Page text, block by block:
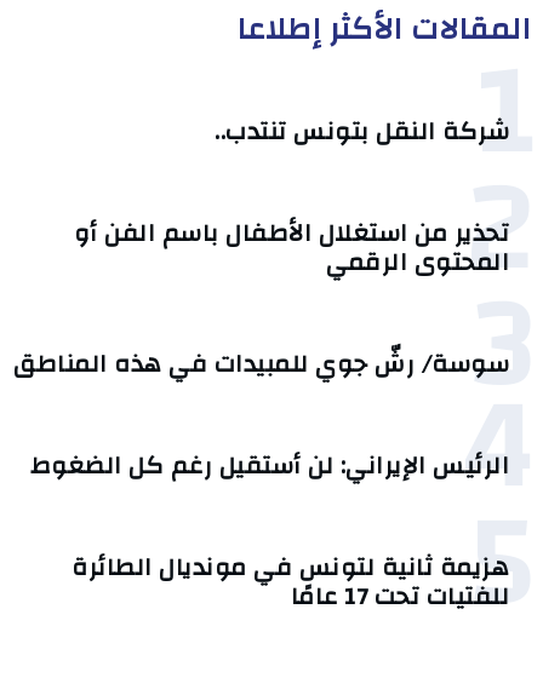
المقالات الأكثر إطلاعا
1
شركة النقل بتونس تنتدب..
2
تحذير من استغلال الأطفال باسم الفن أو
المحتوى الرقمي
3
سوسة/ رشّ جوي للمبيدات في هذه المناطق
4
الرئيس الإيراني: لن أستقيل رغم كل الضغوط
5
هزيمة ثانية لتونس في مونديال الطائرة
للفتيات تحت 17 عامًا